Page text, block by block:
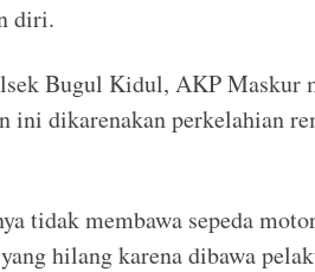
diri.
Bugul Kidul, AKP Maskur
ini dikarenakan perkelahian
tidak membawa sepeda
hilang karena dibawa